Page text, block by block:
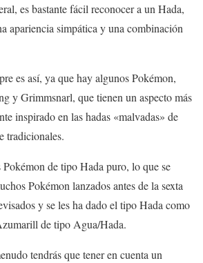
es bastante fácil reconocer a un Hada,
apariencia simpática y una combinación
es así, ya que hay algunos Pokémon,
y Grimmsnarl, que tienen un aspecto más
inspirado en las hadas «malvadas» de
tradicionales.
de tipo Hada puro, lo que se
Pokémon lanzados antes de la sexta
y se les ha dado el tipo Hada como
de tipo Agua/Hada.
tendrás que tener en cuenta un